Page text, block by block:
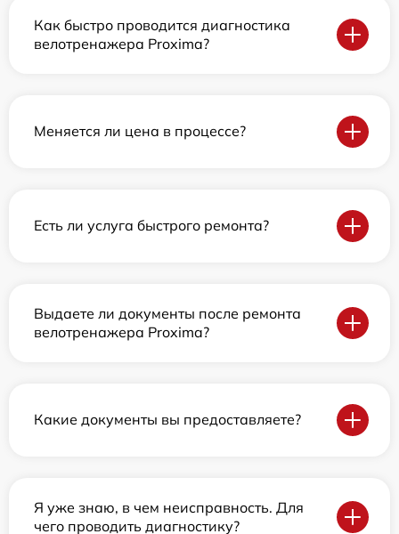
Как быстро проводится диагностика
велотренажера Proxima?
Меняется ли цена в процессе?
Есть ли услуга быстрого ремонта?
Выдаете ли документы после ремонта
велотренажера Proxima?
Какие документы вы предоставляете?
Я уже знаю, в чем неисправность. Для
чего проводить диагностику?